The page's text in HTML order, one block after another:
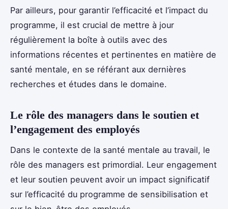
Par ailleurs, pour garantir l’efficacité et l’impact du
programme, il est crucial de mettre à jour
régulièrement la boîte à outils avec des
informations récentes et pertinentes en matière de
santé mentale, en se référant aux dernières
recherches et études dans le domaine.
Le rôle des managers dans le soutien et
l’engagement des employés
Dans le contexte de la santé mentale au travail, le
rôle des managers est primordial. Leur engagement
et leur soutien peuvent avoir un impact significatif
sur l’efficacité du programme de sensibilisation et